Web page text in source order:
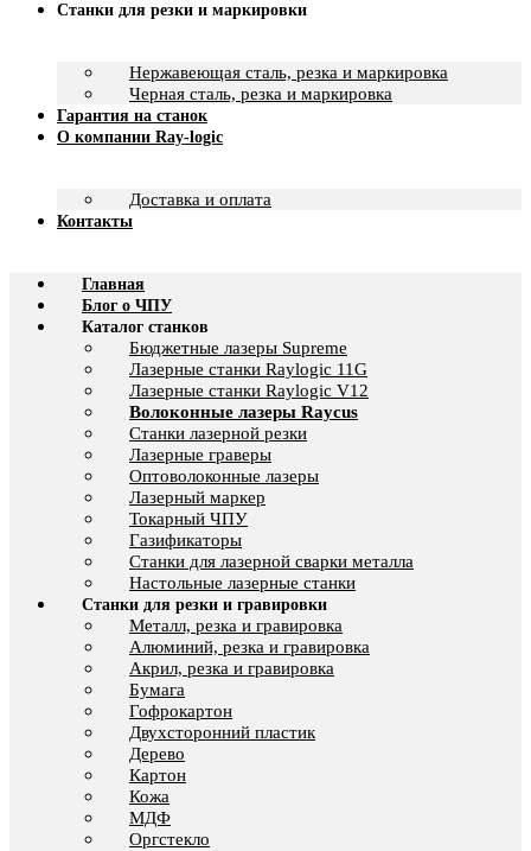
Станки для резки и маркировки
Нержавеющая сталь, резка и маркировка
Черная сталь, резка и маркировка
Гарантия на станок
О компании Ray-logic
Доставка и оплата
Контакты
Главная
Блог о ЧПУ
Каталог станков
Бюджетные лазеры Supreme
Лазерные станки Raylogic 11G
Лазерные станки Raylogic V12
Волоконные лазеры Raycus
Станки лазерной резки
Лазерные граверы
Оптоволоконные лазеры
Лазерный маркер
Токарный ЧПУ
Газификаторы
Cтанки для лазерной сварки металла
Настольные лазерные станки
Станки для резки и гравировки
Металл, резка и гравировка
Алюминий, резка и гравировка
Акрил, резка и гравировка
Бумага
Гофрокартон
Двухсторонний пластик
Дерево
Картон
Кожа
МДФ
Оргстекло